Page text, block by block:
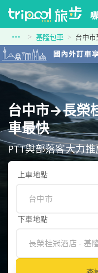
基隆包車 台中
台中市→長榮
車最快
PTT與部落客大力
上車地點
下車地點